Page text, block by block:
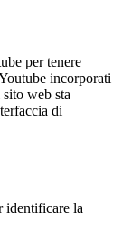
per tenere
incorporati
web sta
di
identificare la